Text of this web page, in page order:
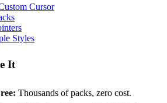
Cursor
Styles
It
Thousands of packs, zero cost.